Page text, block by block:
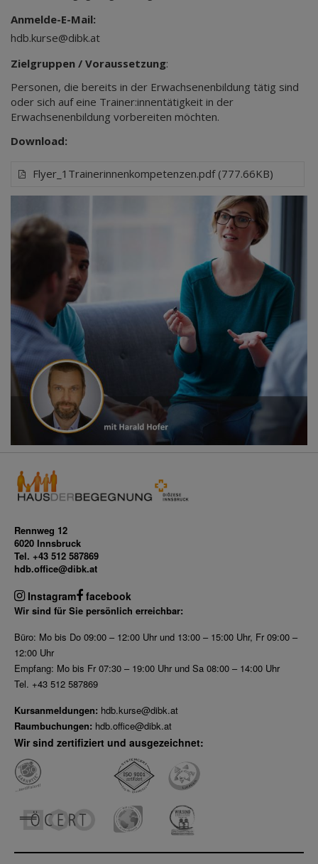
Anmelde-E-Mail:
hdb.kurse@dibk.at
Zielgruppen / Voraussetzung:
Personen, die bereits in der Erwachsenenbildung tätig sind
oder sich auf eine Trainer:innentätigkeit in der
Erwachsenenbildung vorbereiten möchten.
Download:
Flyer_1Trainerinnenkompetenzen.pdf (777.66KB)
Rennweg 12
6020 Innsbruck
Tel. +43 512 587869
hdb.office@dibk.at
Instagram facebook
Wir sind für Sie persönlich erreichbar:
Büro: Mo bis Do 09:00 – 12:00 Uhr und 13:00 – 15:00 Uhr, Fr 09:00 –
12:00 Uhr
Empfang: Mo bis Fr 07:30 – 19:00 Uhr und Sa 08:00 – 14:00 Uhr
Tel. +43 512 587869
Kursanmeldungen: hdb.kurse@dibk.at
Raumbuchungen: hdb.office@dibk.at
Wir sind zertifiziert und ausgezeichnet: